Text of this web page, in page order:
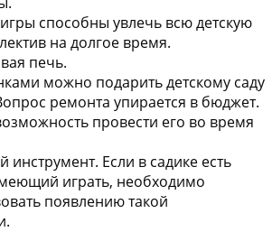
способны увлечь всю детскую
на долгое время.
печь.
можно подарить детскому саду
ремонта упирается в бюджет.
провести его во время
инструмент. Если в садике есть
играть, необходимо
появлению такой